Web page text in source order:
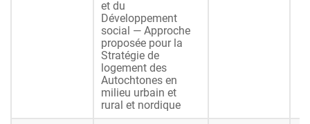
et du
Développement
social — Approche
proposée pour la
Stratégie de
logement des
Autochtones en
milieu urbain et
rural et nordique